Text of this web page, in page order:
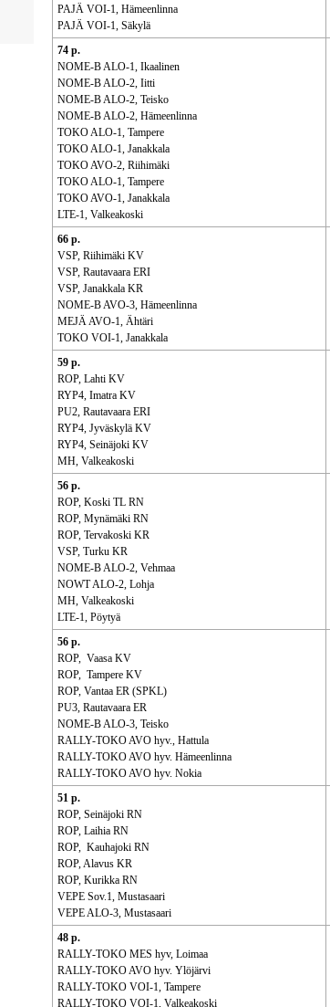
PAJÄ VOI-1, Hämeenlinna
PAJÄ VOI-1, Säkylä
74 p.
NOME-B ALO-1, Ikaalinen
NOME-B ALO-2, Iitti
NOME-B ALO-2, Teisko
NOME-B ALO-2, Hämeenlinna
TOKO ALO-1, Tampere
TOKO ALO-1, Janakkala
TOKO AVO-2, Riihimäki
TOKO ALO-1, Tampere
TOKO AVO-1, Janakkala
LTE-1, Valkeakoski
66 p.
VSP, Riihimäki KV
VSP, Rautavaara ERI
VSP, Janakkala KR
NOME-B AVO-3, Hämeenlinna
MEJÄ AVO-1, Ähtäri
TOKO VOI-1, Janakkala
59 p.
ROP, Lahti KV
RYP4, Imatra KV
PU2, Rautavaara ERI
RYP4, Jyväskylä KV
RYP4, Seinäjoki KV
MH, Valkeakoski
56 p.
ROP, Koski TL RN
ROP, Mynämäki RN
ROP, Tervakoski KR
VSP, Turku KR
NOME-B ALO-2, Vehmaa
NOWT ALO-2, Lohja
MH, Valkeakoski
LTE-1, Pöytyä
56 p.
ROP, Vaasa KV
ROP, Tampere KV
ROP, Vantaa ER (SPKL)
PU3, Rautavaara ER
NOME-B ALO-3, Teisko
RALLY-TOKO AVO hyv., Hattula
RALLY-TOKO AVO hyv. Hämeenlinna
RALLY-TOKO AVO hyv. Nokia
51 p.
ROP, Seinäjoki RN
ROP, Laihia RN
ROP, Kauhajoki RN
ROP, Alavus KR
ROP, Kurikka RN
VEPE Sov.1, Mustasaari
VEPE ALO-3, Mustasaari
48 p.
RALLY-TOKO MES hyv, Loimaa
RALLY-TOKO AVO hyv. Ylöjärvi
RALLY-TOKO VOI-1, Tampere
RALLY-TOKO VOI-1, Valkeakoski